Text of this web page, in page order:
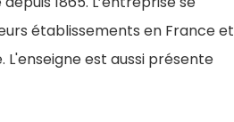
établissements en France et
L'enseigne est aussi présente